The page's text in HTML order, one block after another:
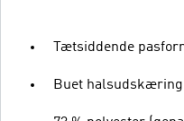
Tætsiddende
Buet halsudskæring